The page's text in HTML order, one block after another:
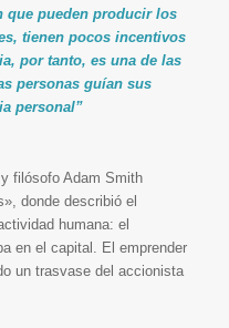
que pueden producir los
tienen pocos incentivos
por tanto, es una de las
personas guían sus
personal”
filósofo Adam Smith
donde describió el
humana: el
en el capital. El emprender
un trasvase del accionista